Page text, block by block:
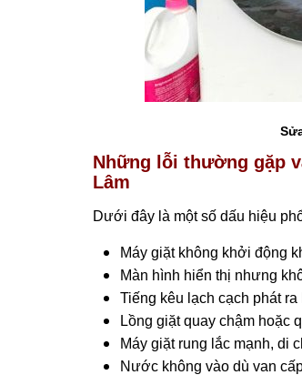
Những lỗi thường gặp
Lâm
Dưới đây là một số dấu hiệu
Máy giặt không khởi động
Màn hình hiển thị nhưng
Tiếng kêu lạch cạch phát ra
Lồng giặt quay chậm hoặc
Máy giặt rung lắc mạnh, di
Nước không vào dù van